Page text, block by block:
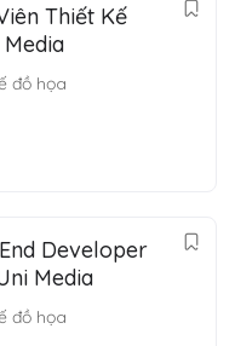
Thiết Kế
đồ họa
Developer
Media
đồ họa